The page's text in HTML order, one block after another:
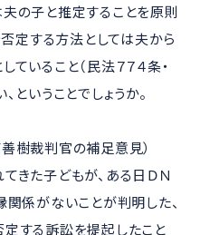
の子と推定することを原則
否定する方法としては夫から
いること（民法７７４条・
ということでしょうか。
樹裁判官の補足意見）
た子どもが、ある日ＤＮ
関係がないことが判明した、
する訴訟を提起したこと